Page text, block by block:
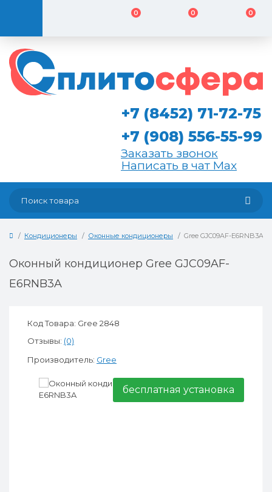
0 0 0
+7 (8452) 71-72-75
+7 (908) 556-55-99
Заказать звонок
Написать в чат Max
Кондиционеры Оконные кондиционеры Gree GJC09AF-E6RNB3A
Оконный кондиционер Gree GJC09AF-
E6RNB3A
Код Товара: Gree 2848
Отзывы: (0)
Производитель: Gree
бесплатная установка